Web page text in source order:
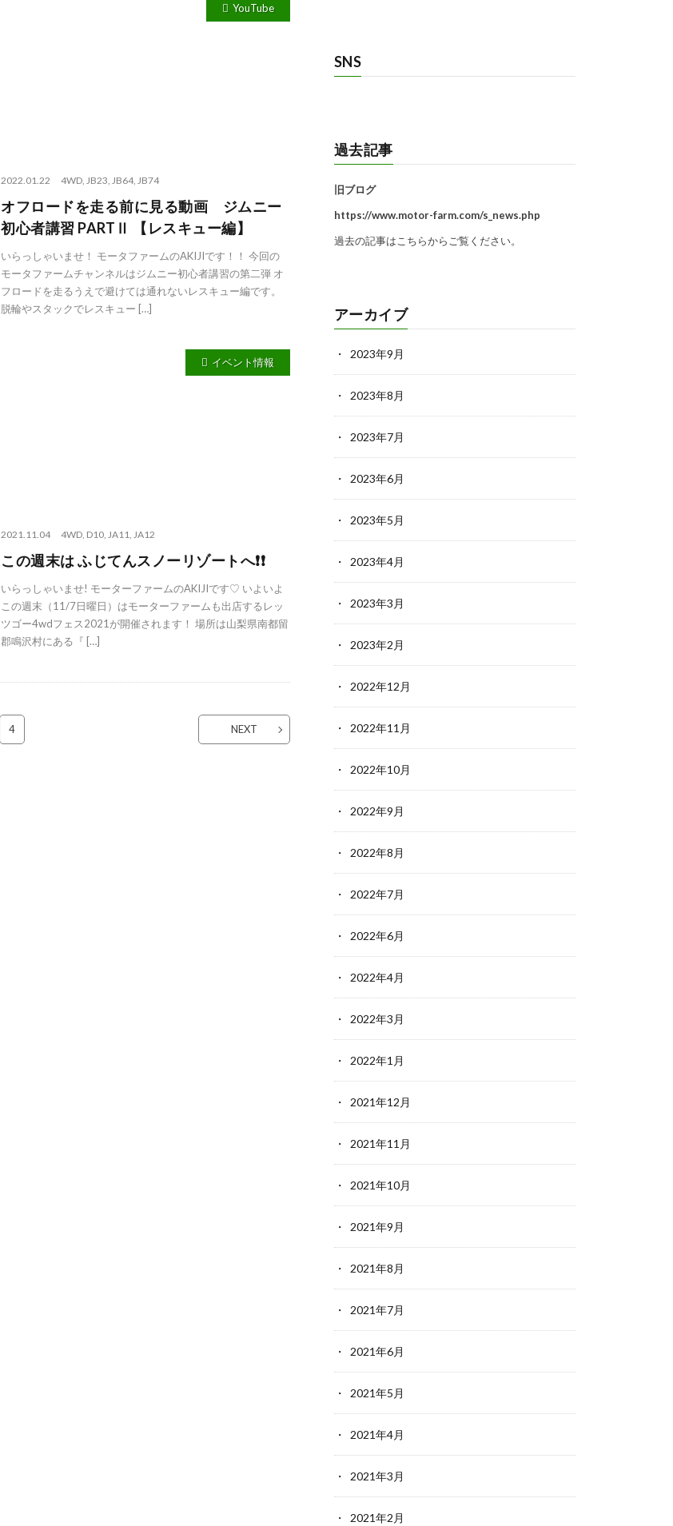
YouTube
2022.01.22 4WD JB23 JB64, JB74
オフロードを走る前に見る動画 ジムニー
初心者講習 PARTⅡ 【レスキュー編】
いらっしゃいませ！ モータファームのAKIJIです！！ 今回の
モータファームチャンネルはジムニー初心者講習の第二弾 オ
フロードを走るうえで避けては通れないレスキュー編です。
脱輪やスタックでレスキュー […]
イベント情報
2021.11.04 4WD, D10,JA11,JA12
この週末は ふじてんスノーリゾートへ❗❗
いらっしゃいませ! モーターファームのAKIJIです♡ いよいよ
この週末（11/7日曜日）はモーターファームも出店するレッ
ツゴー4wdフェス2021が開催されます！ 場所は山梨県南都留
郡鳴沢村にある『 […]
4 NEXT
SNS
過去記事
旧ブログ
https://www.motor-farm.com/s_news.php
過去の記事はこちらからご覧ください。
アーカイブ
2023年9月
2023年8月
2023年7月
2023年6月
2023年5月
2023年4月
2023年3月
2023年2月
2022年12月
2022年11月
2022年10月
2022年9月
2022年8月
2022年7月
2022年6月
2022年4月
2022年3月
2022年1月
2021年12月
2021年11月
2021年10月
2021年9月
2021年8月
2021年7月
2021年6月
2021年5月
2021年4月
2021年3月
2021年2月